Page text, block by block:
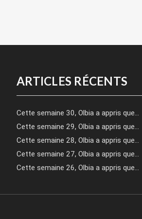
ARTICLES RÉCENTS
Cette semaine 30, Olbia a appris que…
Cette semaine 29, Olbia a appris que…
Cette semaine 28, Olbia a appris que…
Cette semaine 27, Olbia a appris que…
Cette semaine 26, Olbia a appris que…